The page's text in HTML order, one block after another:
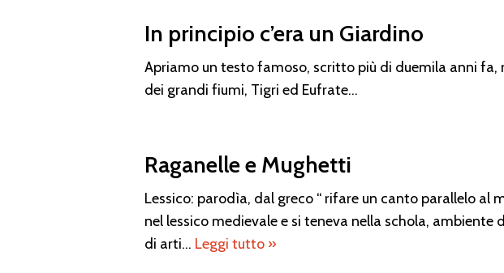
In principio c’era un Giardino
Apriamo un testo famoso, scritto più di duemila anni
dei grandi fiumi, Tigri ed Eufrate…
Raganelle e Mughetti
Lessico: parodìa, dal greco “ rifare un canto parallelo al
nel lessico medievale e si teneva nella schola,
di arti… Leggi tutto »